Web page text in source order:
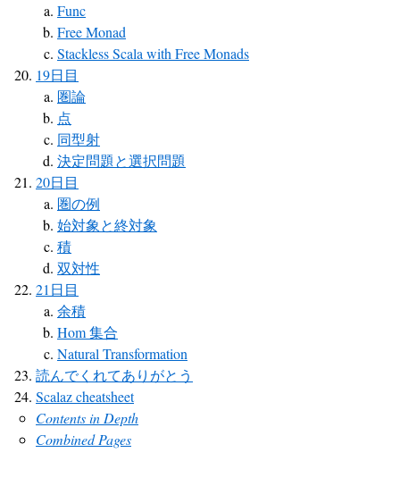
Func
Free Monad
Stackless Scala with Free Monads
19日目
圏論
点
同型射
決定問題と選択問題
20日目
圏の例
始対象と終対象
積
双対性
21日目
余積
Hom 集合
Natural Transformation
読んでくれてありがとう
Scalaz cheatsheet
Contents in Depth
Combined Pages